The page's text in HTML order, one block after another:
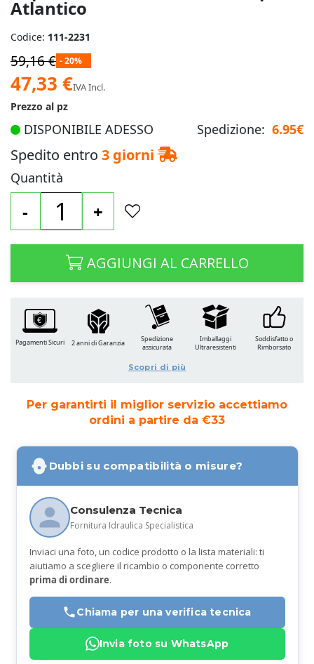
Atlantico
Codice: 111-2231
59,16 € - 20%
Prezzo
speciale
47,33 €IVA Incl.
Prezzo al pz
DISPONIBILE ADESSO Spedizione: 6.95€
Spedito entro 3 giorni
Quantità
- +
AGGIUNGI AL CARRELLO
Per garantirti il miglior servizio accettiamo
ordini a partire da €33
Dubbi su compatibilità o misure?
Consulenza Tecnica
Fornitura Idraulica Specialistica
Inviaci una foto, un codice prodotto o la lista materiali: ti
aiutiamo a scegliere il ricambio o componente corretto
prima di ordinare.
Chiama per una verifica tecnica
Invia foto su WhatsApp
Pagamenti Sicuri 2 anni di Garanzia
Spedizione
assicurata
Imballaggi
Ultraresistenti
Soddisfatto o
Rimborsato
Scopri di più